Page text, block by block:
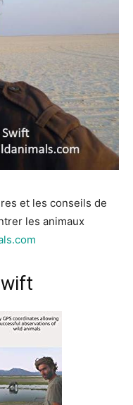
et les conseils de
les animaux